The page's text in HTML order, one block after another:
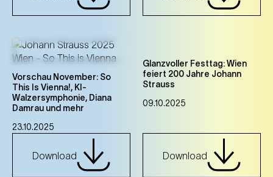
Vorschau November: So
This Is Vienna!, KI-
Walzersymphonie, Diana
Damrau und mehr
23.10.2025
Download
Glanzvoller Festtag: Wien
feiert 200 Jahre Johann
Strauss
09.10.2025
Download